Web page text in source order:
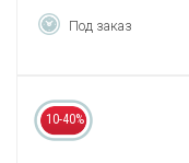
Под заказ
10-40%